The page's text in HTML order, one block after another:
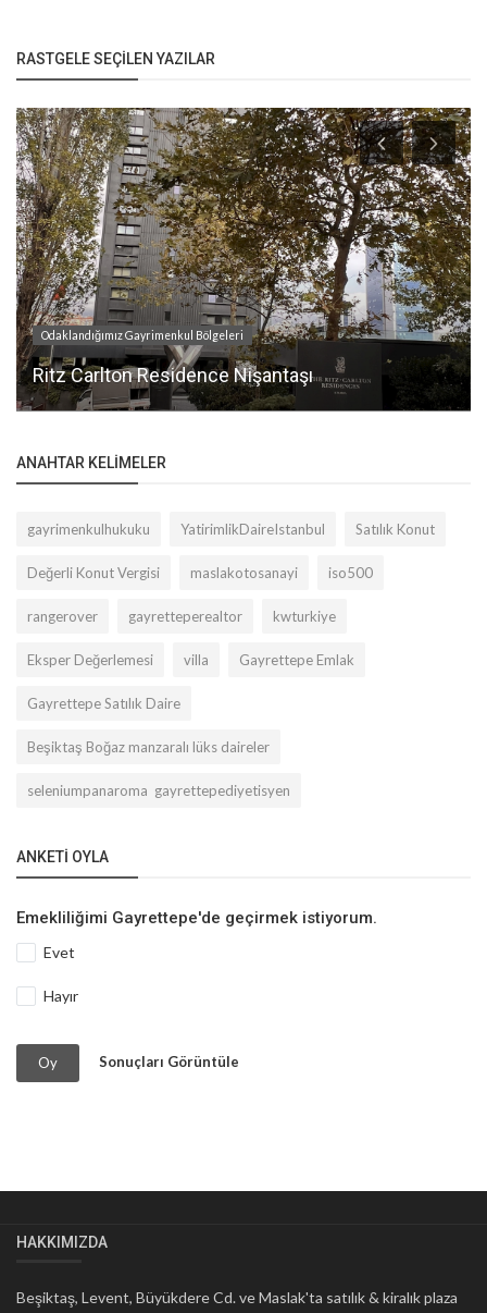
RASTGELE SEÇILEN YAZILAR
Odaklandığımız Gayrimenkul Bölgeleri
Ritz Carlton Residence Nişantaşı
ANAHTAR KELIMELER
gayrimenkulhukuku YatirimlikDaireIstanbul Satılık Konut
Değerli Konut Vergisi maslakotosanayi iso500
rangerover gayretteperealtor kwturkiye
Eksper Değerlemesi villa Gayrettepe Emlak
Gayrettepe Satılık Daire
Beşiktaş Boğaz manzaralı lüks daireler
seleniumpanaroma gayrettepediyetisyen
ANKETI OYLA
Emekliliğimi Gayrettepe'de geçirmek istiyorum.
Evet
Hayır
Oy Sonuçları Görüntüle
HAKKIMIZDA
Beşiktaş, Levent, Büyükdere Cd. ve Maslak'ta satılık & kiralık plaza